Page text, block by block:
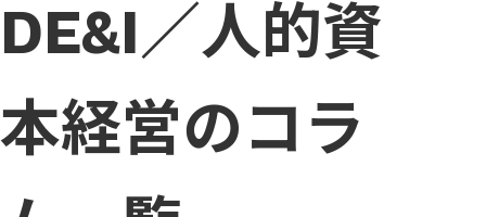
DE&I／人的資
本経営のコラ